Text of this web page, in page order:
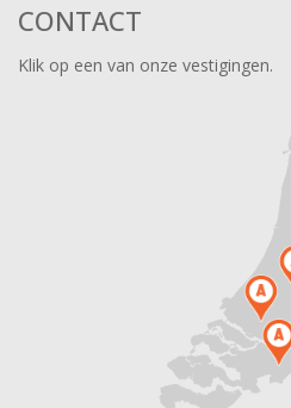
CONTACT
Klik op een van onze vestigingen.